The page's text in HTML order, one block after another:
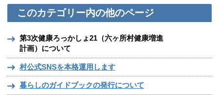
このカテゴリー内の他のページ
第3次健康ろっかしょ21（六ヶ所村健康増進
計画）について
村公式SNSを本格運用します
暮らしのガイドブックの発行について